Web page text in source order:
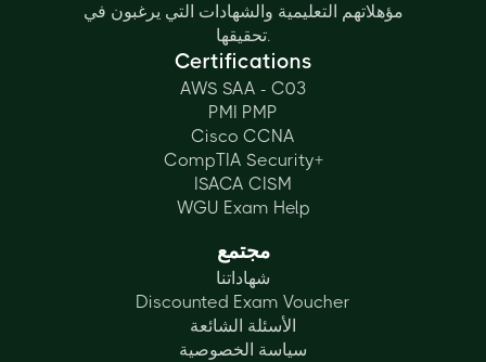
مؤهلاتهم التعليمية والشهادات التي يرغبون في
تحقيقها.
Certifications
AWS SAA - C03
PMI PMP
Cisco CCNA
CompTIA Security+
ISACA CISM
WGU Exam Help
مجتمع
شهاداتنا
Discounted Exam Voucher
الأسئلة الشائعة
سياسة الخصوصية